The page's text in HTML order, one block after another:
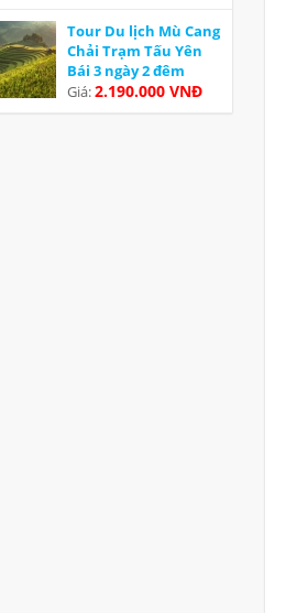
Tour Du lịch Mù Cang
Chải Trạm Tấu Yên
Bái 3 ngày 2 đêm
Giá:2.190.000 VNĐ